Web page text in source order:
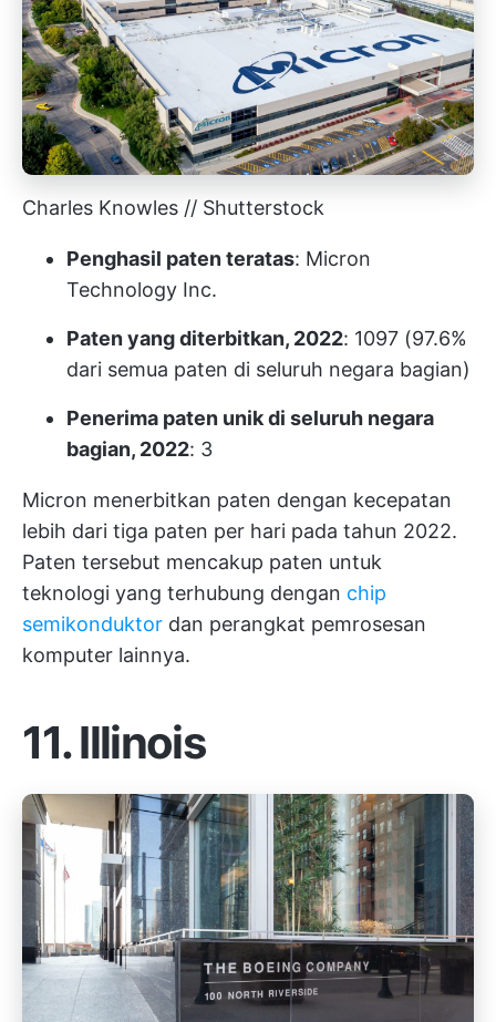
Charles Knowles // Shutterstock
Penghasil paten teratas: Micron
Technology Inc.
Paten yang diterbitkan, 2022: 1097 (97.6%
dari semua paten di seluruh negara bagian)
Penerima paten unik di seluruh negara
bagian, 2022: 3
Micron menerbitkan paten dengan kecepatan
lebih dari tiga paten per hari pada tahun 2022.
Paten tersebut mencakup paten untuk
teknologi yang terhubung dengan chip
semikonduktor dan perangkat pemrosesan
komputer lainnya.
11. Illinois